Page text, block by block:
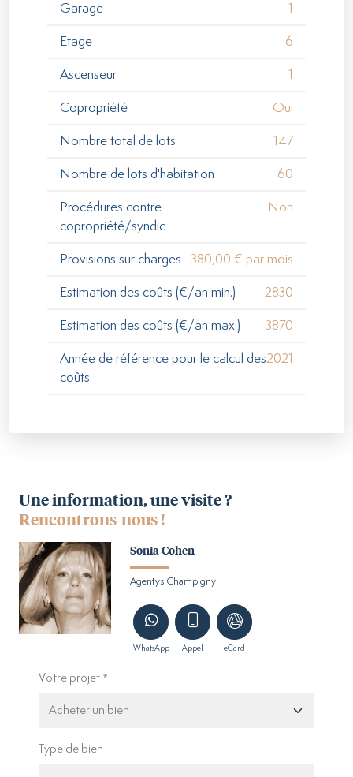
Garage 1
Etage 6
Ascenseur 1
Copropriété Oui
Nombre total de lots 147
Nombre de lots d'habitation 60
Procédures contre
copropriété/syndic
Non
Provisions sur charges 380,00 € par mois
Estimation des coûts (€/an min.) 2830
Estimation des coûts (€/an max.) 3870
Année de référence pour le calcul des
coûts
2021
Une information, une visite ?
Rencontrons-nous !
Sonia Cohen
Agentys Champigny
WhatsApp Appel eCard
Votre projet
Type de bien